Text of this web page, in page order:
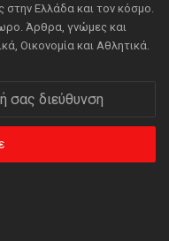
στην Ελλάδα και τον κόσμο.
Άρθρα, γνώμες και
Οικονομία και Αθλητικά.